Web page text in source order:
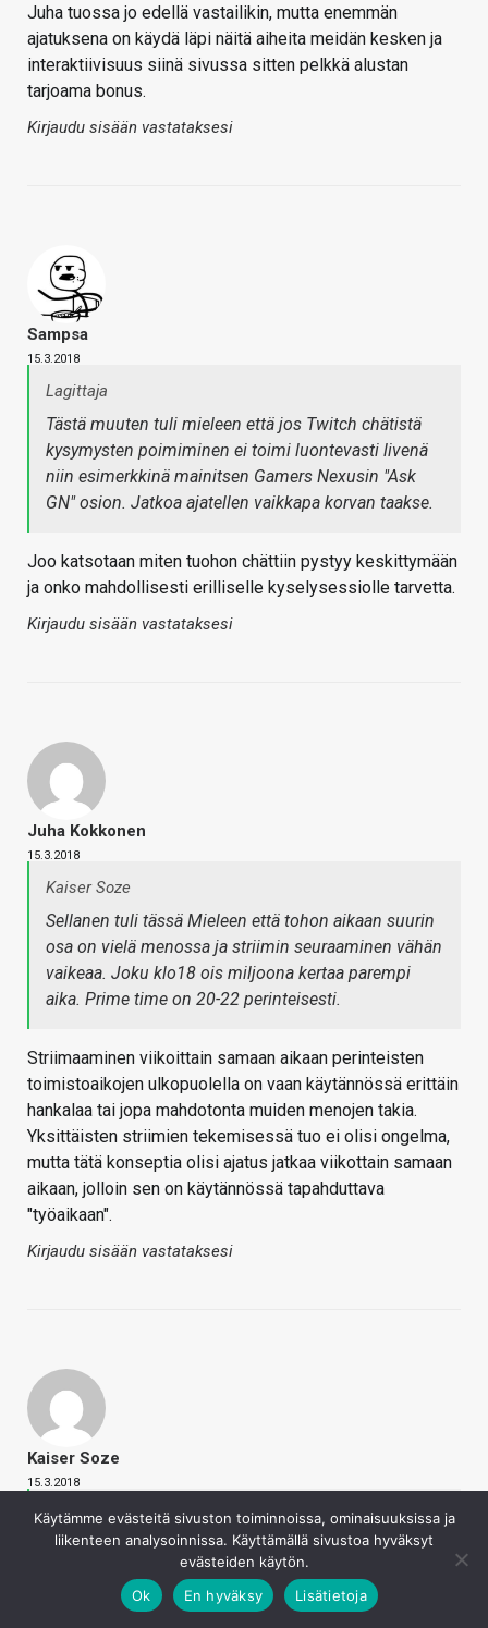
Juha tuossa jo edellä vastailikin, mutta enemmän
ajatuksena on käydä läpi näitä aiheita meidän kesken ja
interaktiivisuus siinä sivussa sitten pelkkä alustan
tarjoama bonus.
Kirjaudu sisään vastataksesi
Sampsa
15.3.2018
Lagittaja
Tästä muuten tuli mieleen että jos Twitch chätistä
kysymysten poimiminen ei toimi luontevasti livenä
niin esimerkkinä mainitsen Gamers Nexusin "Ask
GN" osion. Jatkoa ajatellen vaikkapa korvan taakse.
Joo katsotaan miten tuohon chättiin pystyy keskittymään
ja onko mahdollisesti erilliselle kyselysessiolle tarvetta.
Kirjaudu sisään vastataksesi
Juha Kokkonen
15.3.2018
Kaiser Soze
Sellanen tuli tässä Mieleen että tohon aikaan suurin
osa on vielä menossa ja striimin seuraaminen vähän
vaikeaa. Joku klo18 ois miljoona kertaa parempi
aika. Prime time on 20-22 perinteisesti.
Striimaaminen viikoittain samaan aikaan perinteisten
toimistoaikojen ulkopuolella on vaan käytännössä erittäin
hankalaa tai jopa mahdotonta muiden menojen takia.
Yksittäisten striimien tekemisessä tuo ei olisi ongelma,
mutta tätä konseptia olisi ajatus jatkaa viikottain samaan
aikaan, jolloin sen on käytännössä tapahduttava
"työaikaan".
Kirjaudu sisään vastataksesi
Kaiser Soze
15.3.2018
Juha Kokkonen
Striimaaminen viikoittain samaan aikaan
perinteisten toimistoaikojen ulkopuolella on vaan
käytännössä erittäin hankalaa tai jopa mahdotonta
Käytämme evästeitä sivuston toiminnoissa, ominaisuuksissa ja
liikenteen analysoinnissa. Käyttämällä sivustoa hyväksyt
evästeiden käytön.
Ok
En hyväksy Lisätietoja